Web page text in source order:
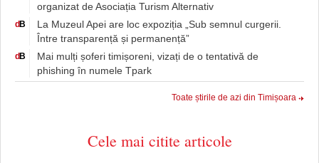
organizat de Asociația Turism Alternativ
d B
La Muzeul Apei are loc expoziția „Sub semnul curgerii.
Între transparență și permanență”
d B
Mai mulți șoferi timișoreni, vizați de o tentativă de
phishing în numele Tpark
Toate știrile de azi din Timișoara
Cele mai citite articole